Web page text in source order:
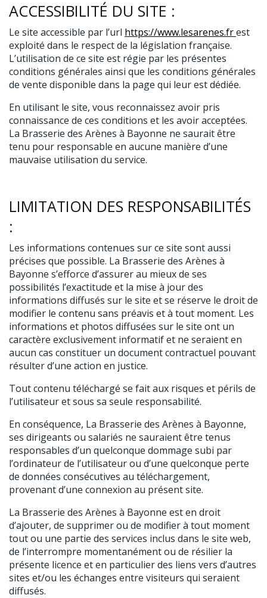
ACCESSIBILITÉ DU SITE :
Le site accessible par l’url https://www.lesarenes.frest
exploité dans le respect de la législation française.
L’utilisation de ce site est régie par les présentes
conditions générales ainsi que les conditions générales
de vente disponible dans la page qui leur est dédiée.
En utilisant le site, vous reconnaissez avoir pris
connaissance de ces conditions et les avoir acceptées.
La Brasserie des Arènes à Bayonne ne saurait être
tenu pour responsable en aucune manière d’une
mauvaise utilisation du service.
LIMITATION DES RESPONSABILITÉS
:
Les informations contenues sur ce site sont aussi
précises que possible. La Brasserie des Arènes à
Bayonne s’efforce d’assurer au mieux de ses
possibilités l’exactitude et la mise à jour des
informations diffusés sur le site et se réserve le droit de
modifier le contenu sans préavis et à tout moment. Les
informations et photos diffusées sur le site ont un
caractère exclusivement informatif et ne seraient en
aucun cas constituer un document contractuel pouvant
résulter d’une action en justice.
Tout contenu téléchargé se fait aux risques et périls de
l’utilisateur et sous sa seule responsabilité.
En conséquence, La Brasserie des Arènes à Bayonne,
ses dirigeants ou salariés ne sauraient être tenus
responsables d’un quelconque dommage subi par
l’ordinateur de l’utilisateur ou d’une quelconque perte
de données consécutives au téléchargement,
provenant d’une connexion au présent site.
La Brasserie des Arènes à Bayonne est en droit
d’ajouter, de supprimer ou de modifier à tout moment
tout ou une partie des services inclus dans le site web,
de l’interrompre momentanément ou de résilier la
présente licence et en particulier des liens vers d’autres
sites et/ou les échanges entre visiteurs qui seraient
diffusés.